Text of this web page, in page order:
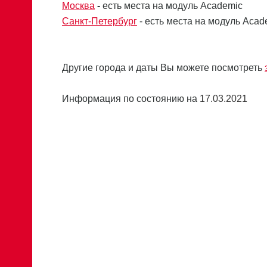
Москва - есть места на модуль Academic
Санкт-Петербург - есть места на модуль
Другие города и даты Вы можете посмотреть
Информация по состоянию на 17.03.2021